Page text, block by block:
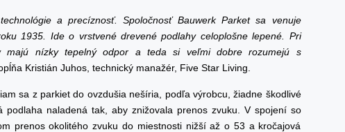
a precíznosť. Spoločnosť Bauwerk Parket sa venuje
1935. Ide o vrstvené drevené podlahy celoplošne lepené. Pri
majú nízky tepelný odpor a teda si veľmi dobre rozumejú s
Kristián Juhos, technický manažér, Five Star Living.
sa z parkiet do ovzdušia nešíria, podľa výrobcu, žiadne škodlivé
podlaha naladená tak, aby znižovala prenos zvuku. V spojení so
prenos okolitého zvuku do miestnosti nižší až o 53 a kročajová